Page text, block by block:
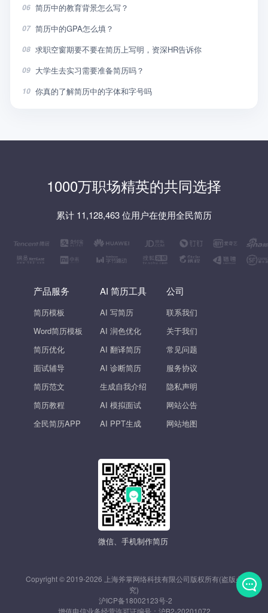
06 简历中的教育背景怎么写？
07 简历中的GPA怎么填？
08 求职空窗期要不要在简历上写明，资深HR告诉你
09 大学生去实习需要准备简历吗？
10 你真的了解简历中的字体和字号吗
1000万职场精英的共同选择
累计 11,128,463 位用户在使用全民简历
产品服务
简历模板
Word简历模板
简历优化
面试辅导
简历范文
简历教程
全民简历APP
AI 简历工具
AI 写简历
AI 润色优化
AI 翻译简历
AI 诊断简历
生成自我介绍
AI 模拟面试
AI PPT生成
公司
联系我们
关于我们
常见问题
服务协议
隐私声明
网站公告
网站地图
微信、手机制作简历
Copyright © 2019-2026 上海斧掌网络科技有限公司版权所有(盗版必
究)
沪ICP备18002123号-2